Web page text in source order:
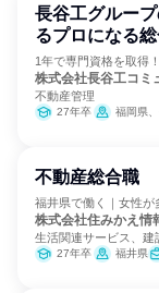
長谷工グルー
るプロになる
1年で専門資格を取得
株式会社長谷工コミ
不動産管理
27年卒 福岡県、長崎
不動産総合職
福井県で働く｜女性が
株式会社住みかえ情
生活関連サービス、建
27年卒 福井県